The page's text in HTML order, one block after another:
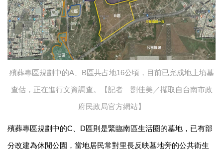
殯葬專區規劃中的A、B區共占地16公頃，目前已完成地上墳墓
查估，正在進行文資調查。【記者 劉佳美／擷取自台南市政
府民政局官方網站】
殯葬專區規劃中的C、D區則是緊臨南區生活圈的墓地，已有部
分改建為休閒公園，當地居民常對里長反映墓地旁的公共衛生